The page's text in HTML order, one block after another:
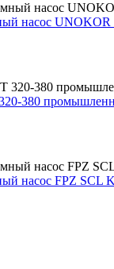
насос
380
насос FPZ SCL